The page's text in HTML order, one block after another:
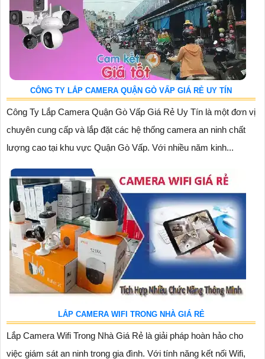
CÔNG TY LẮP CAMERA QUẬN GÒ VẤP GIÁ RẺ UY TÍN
Công Ty Lắp Camera Quận Gò Vấp Giá Rẻ Uy Tín là một đơn vị
chuyên cung cấp và lắp đặt các hệ thống camera an ninh chất
lượng cao tại khu vực Quận Gò Vấp. Với nhiều năm kinh...
LẮP CAMERA WIFI TRONG NHÀ GIÁ RẺ
Lắp Camera Wifi Trong Nhà Giá Rẻ là giải pháp hoàn hảo cho
việc giám sát an ninh trong gia đình. Với tính năng kết nối Wifi,